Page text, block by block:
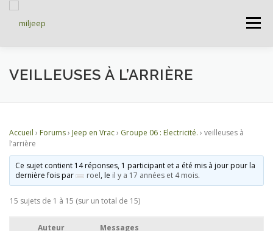
Menu
ACCUEIL ARTICLES PETITES ANNONCES
DOCUMENTATIONS FORUMS S’INSCRIRE
CONNEXION
VEILLEUSES À L’ARRIÈRE
Accueil › Forums› Jeep en Vrac› Groupe 06 : Electricité. › veilleuses à
l’arrière
Ce sujet contient 14 réponses, 1 participant et a été mis à jour pour la
dernière fois par
roel, le il y a 17 années et 4 mois.
15 sujets de 1 à 15 (sur un total de 15)
Auteur Messages